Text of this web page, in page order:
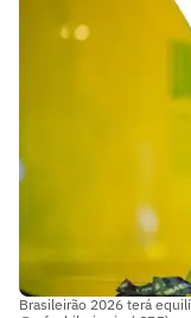
Brasileirão 2026 terá